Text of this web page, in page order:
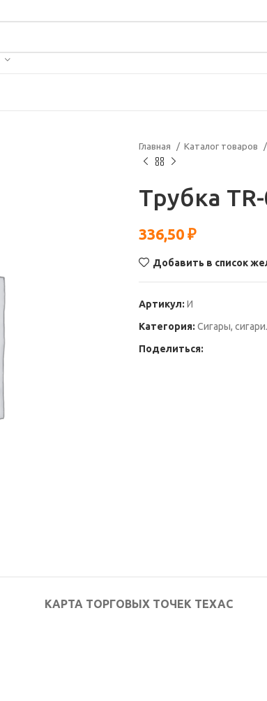
Главная Каталог товаров
Трубка
336,50 ₽
Добавить в список
Артикул: И
Категория: Сигары,
Поделиться:
КАРТА ТОРГОВЫХ ТОЧЕК ТЕХАС